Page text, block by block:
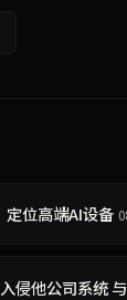
位高端AI设备
侵他公司系统